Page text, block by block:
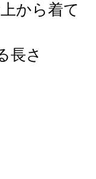
から着て
長さ